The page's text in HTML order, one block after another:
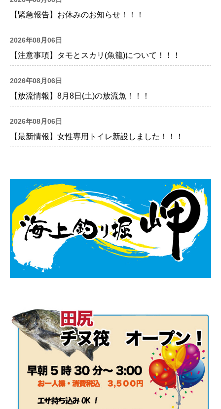
【緊急報告】お休みのお知らせ！！！
2026年08月06日
【注意事項】タモとスカリ(魚籠)について！！！
2026年08月06日
【放流情報】8月8日(土)の放流魚！！！
2026年08月06日
【最新情報】女性専用トイレ新設しました！！！